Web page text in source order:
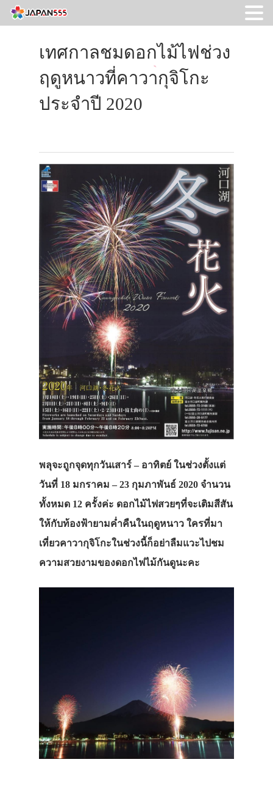
เทศกาลชมดอกไม้ไฟช่วง
ฤดูหนาวที่คาวากุจิโกะ
ประจำปี 2020
พลุจะถูกจุดทุกวันเสาร์ – อาทิตย์ ในช่วงตั้งแต่
วันที่ 18 มกราคม – 23 กุมภาพันธ์ 2020 จำนวน
ทั้งหมด 12 ครั้งค่ะ ดอกไม้ไฟสวยๆที่จะเติมสีสัน
ให้กับท้องฟ้ายามค่ำคืนในฤดูหนาว ใครที่มา
เที่ยวคาวากุจิโกะในช่วงนี้ก็อย่าลืมแวะไปชม
ความสวยงามของดอกไฟไม้กันดูนะคะ